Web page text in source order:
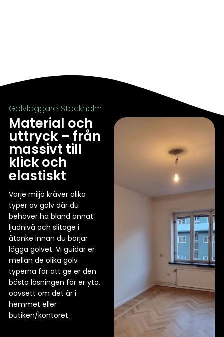
Golvläggare Stockholm
Material och
uttryck – från
massivt till
klick och
elastiskt
Varje miljö kräver olika
typer av golv där du
behöver ha bland annat
ljudnivå och slitage i
åtanke innan du börjar
lägga golvet. Vi guidar er
mellan de olika golv
typerna för att ge er den
bästa lösningen för er yta,
oavsett om det är i
hemmet eller
butiken/kontoret.